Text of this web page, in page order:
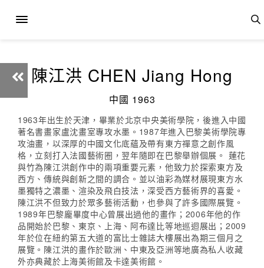
陳江洪 CHEN Jiang Hong
中國 1963
1963年出生於天津，畢業於北京中央美術學院，後進入中國
著名書畫家盧沈畫室專攻水墨。1987年進入巴黎美術學院專
攻油畫，以深厚的中國文化底蘊及帶有東方禪意之創作風
格，立刻打入法國藝術圈，翌年隨即在巴黎舉辦個展。 蓮花
與竹為陳江洪創作中的兩項重要元素，他致力於探索東方及
西方、傳統與創新之間的調合。並以油彩為媒材展現東方水
墨獨特之濃墨、渲染及飛白技法，深受西方藝術界的喜愛。
陳江洪不但致力於眾多藝術活動，也參與了許多國際展覽。
1989年巴黎龐畢度中心曾展出過他的畫作；2006年他的作
品開始於巴黎、東京、上海、阿布達比等地巡迴展出；2009
年於位在紐約第五大道的富比士雜誌大樓展出為期三個月之
展覽。陳江洪的畫作於歐洲、中東及亞洲等地廣為私人收藏
外亦典藏於上海美術館及卡達美術館。